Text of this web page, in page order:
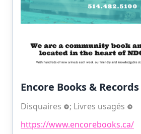
Encore Books & Records
Disquaires ; Livres usagés
https://www.encorebooks.ca/